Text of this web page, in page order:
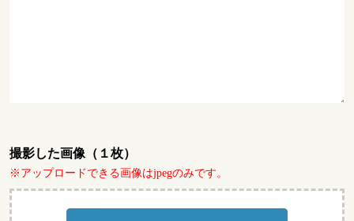
撮影した画像（１枚）
※アップロードできる画像はjpegのみです。